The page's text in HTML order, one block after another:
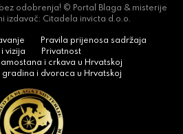
odobrenja! © Portal Blaga & misterije
izdavač: Citadela invicta d.o.o.
Pravila prijenosa sadržaja
vizija
Privatnost
i crkava u Hrvatskoj
i dvoraca u Hrvatskoj